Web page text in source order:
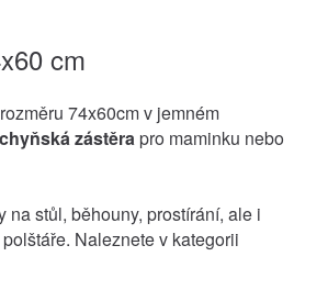
cm
74x60cm v jemném
zástěrapro maminku nebo
na stůl, běhouny, prostírání, ale i
Naleznete v kategorii